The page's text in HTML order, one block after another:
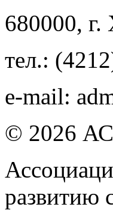
680000, г.
тел.:
e-mail:
© 2026
развитию